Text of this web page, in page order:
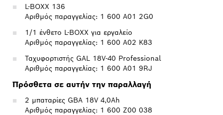
L-BOXX 136
Αριθμός παραγγελίας: 1 600 A01 2G0
1/1 ένθετο L-BOXX για εργαλείο
Αριθμός παραγγελίας: 1 600 A02 K83
Ταχυφορτιστής GAL 18V-40 Professional
Αριθμός παραγγελίας: 1 600 A01 9RJ
Πρόσθετα σε αυτήν την παραλλαγή
2 μπαταρίες GBA 18V 4,0Ah
Αριθμός παραγγελίας: 1 600 Z00 038